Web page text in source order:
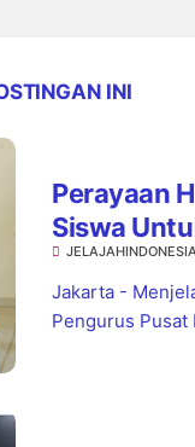
INI
Perayaan
Siswa
Jaksel
JELAJAHINDONESIA
Jakarta -
Pengurus Pusat